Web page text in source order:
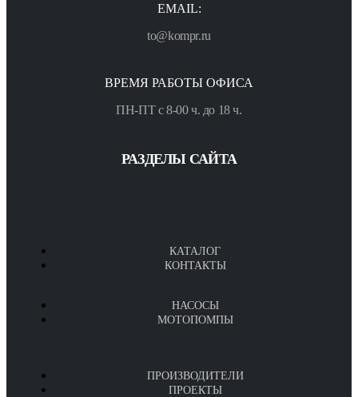
EMAIL:
to@kompr.ru
ВРЕМЯ РАБОТЫ ОФИСА
ПН-ПТ с 8-00 ч. до 18 ч.
РАЗДЕЛЫ САЙТА
КАТАЛОГ
КОНТАКТЫ
НАСОСЫ
МОТОПОМПЫ
ПРОИЗВОДИТЕЛИ
ПРОЕКТЫ